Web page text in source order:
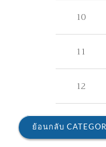
10
11
12
ย้อนกลับ